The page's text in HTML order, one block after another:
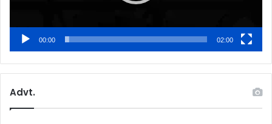
00:00 02:00
Advt.